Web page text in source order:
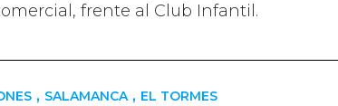
frente al Club Infantil.
, SALAMANCA , EL TORMES